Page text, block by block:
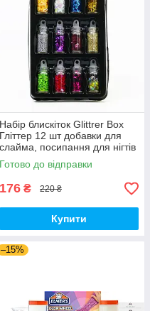
Набір блискіток Glittrer Box
Гліттер 12 шт добавки для
слайма, посипання для нігтів
(01509)
Готово до відправки
176 ₴ 220 ₴
Купити
–15%